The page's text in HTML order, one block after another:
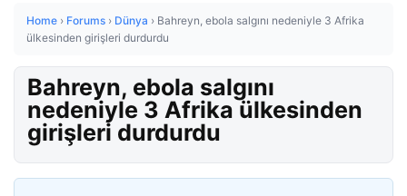
Home › Forums › Dünya › Bahreyn, ebola salgını nedeniyle 3 Afrika
ülkesinden girişleri durdurdu
Bahreyn, ebola salgını
nedeniyle 3 Afrika ülkesinden
girişleri durdurdu